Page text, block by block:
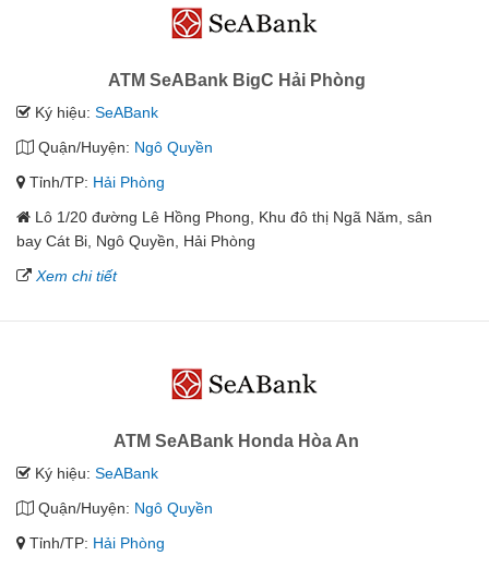
ATM SeABank BigC Hải Phòng
Ký hiệu: SeABank
Quận/Huyện: Ngô Quyền
Tỉnh/TP: Hải Phòng
Lô 1/20 đường Lê Hồng Phong, Khu đô thị Ngã Năm, sân
bay Cát Bi, Ngô Quyền, Hải Phòng
Xem chi tiết
ATM SeABank Honda Hòa An
Ký hiệu: SeABank
Quận/Huyện: Ngô Quyền
Tỉnh/TP: Hải Phòng